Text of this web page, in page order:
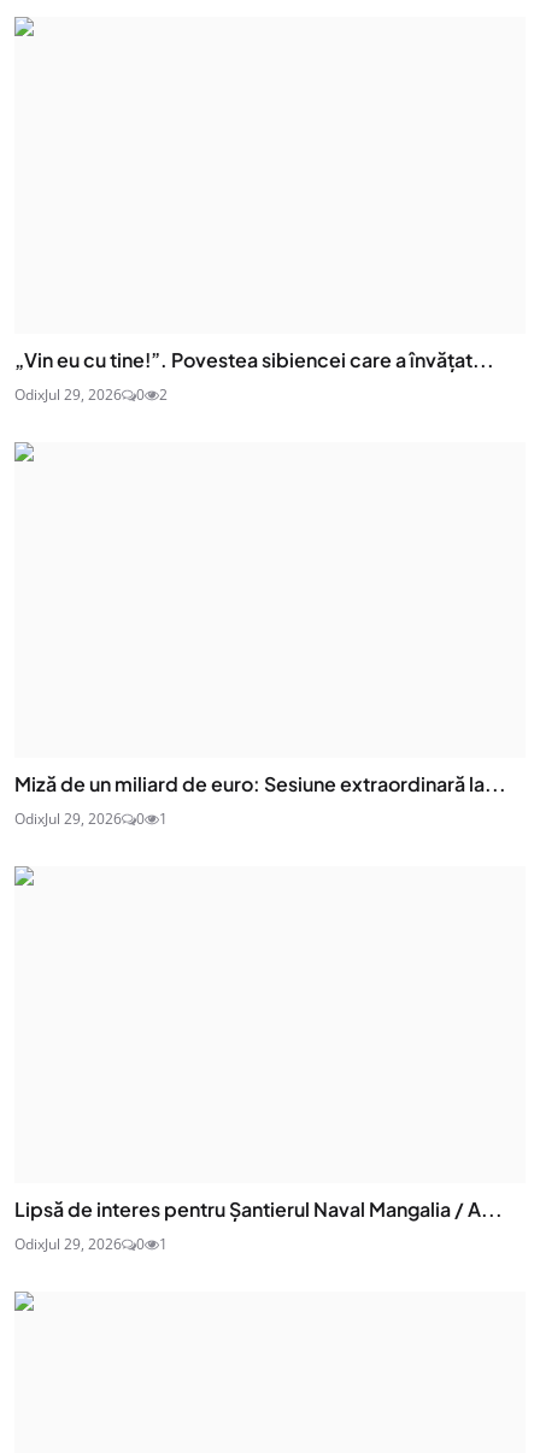
„Vin eu cu tine!”. Povestea sibiencei care a învățat...
OdixJul 29, 2026 0 2
Miză de un miliard de euro: Sesiune extraordinară la...
OdixJul 29, 2026 0 1
Lipsă de interes pentru Șantierul Naval Mangalia / A...
OdixJul 29, 2026 0 1